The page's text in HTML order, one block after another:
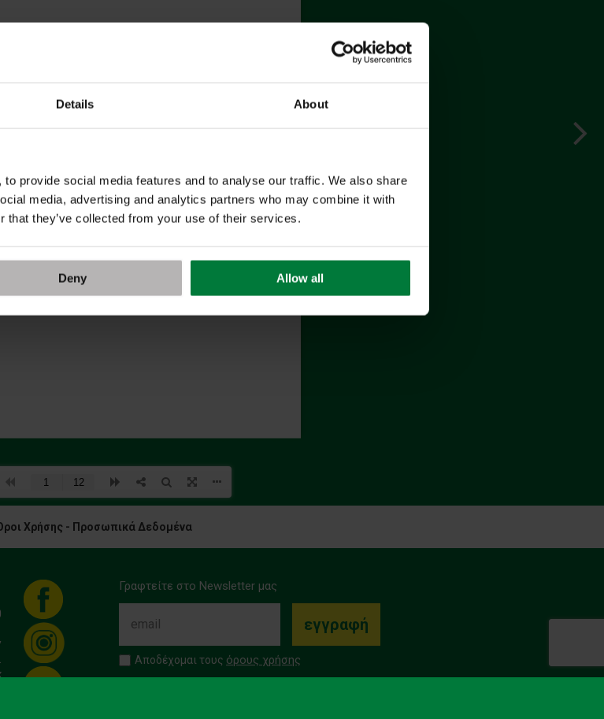
Details About
provide social media features and to analyse our traffic. We also share
media, advertising and analytics partners who may combine it with
that they’ve collected from your use of their services.
Deny Allow all
Χρήσης - Προσωπικά Δεδομένα
Γραφτείτε στο Newsletter μας
Αποδέχομαι τους όρους χρήσης